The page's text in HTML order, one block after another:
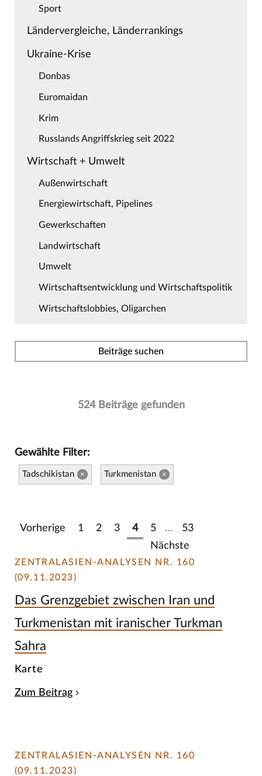
Sport
Ländervergleiche, Länderrankings
Ukraine-Krise
Donbas
Euromaidan
Krim
Russlands Angriffskrieg seit 2022
Wirtschaft + Umwelt
Außenwirtschaft
Energiewirtschaft, Pipelines
Gewerkschaften
Landwirtschaft
Umwelt
Wirtschaftsentwicklung und Wirtschaftspolitik
Wirtschaftslobbies, Oligarchen
Beiträge suchen
524 Beiträge gefunden
Gewählte Filter:
Tadschikistan × Turkmenistan ×
Vorherige 1 2 3 4 5 …
53
Nächste
ZENTRALASIEN-ANALYSEN NR. 160
(09.11.2023)
Das Grenzgebiet zwischen Iran und
Turkmenistan mit iranischer Turkman
Sahra
Karte
Zum Beitrag
ZENTRALASIEN-ANALYSEN NR. 160
(09.11.2023)